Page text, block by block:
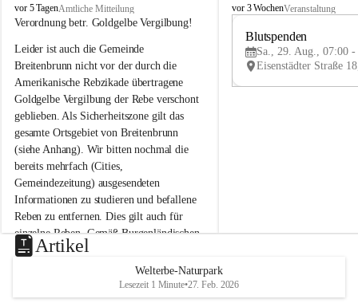
B
r
i
t
e
n
b
r
u
n
n
a
m
N
e
u
s
d
vor 5 TagenAmtliche Mitteilung
Verordnung betr. Goldgelbe Vergilbung!
Leider ist auch die Gemeinde
Breitenbrunn nicht vor der durch die
Amerikanische Rebzikade übertragene
Goldgelbe Vergilbung der Rebe verschont
geblieben. Als Sicherheitszone gilt das
gesamte Ortsgebiet von Breitenbrunn
(siehe Anhang). Wir bitten nochmal die
bereits mehrfach (Cities,
Gemeindezeitung) ausgesendeten
Informationen zu studieren und befallene
Reben zu entfernen. Dies gilt auch für
einzelne Reben. Gemäß Burgenländischen
Weinbaugesetz sind nicht gepflegte oder
unzulässige Weingärten zu roden! Bitte
helfen wir zusammen um unsere Winzer
vor den prognostizierten Ernteausfällen
B
e
u
e
d
vor 3 WochenVeranstaltung
Blutspenden
Sa., 29. Aug., 07:00 -
Artikel
Welterbe-Naturpark
Lesezeit 1 Minute•27. Feb. 2026